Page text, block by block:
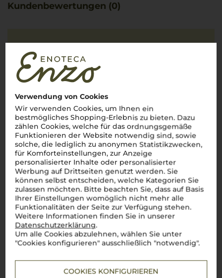
Verwendung von Cookies
Wir verwenden Cookies, um Ihnen ein
bestmögliches Shopping-Erlebnis zu bieten. Dazu
zählen Cookies, welche für das ordnungsgemäße
Funktionieren der Website notwendig sind, sowie
solche, die lediglich zu anonymen Statistikzwecken,
für Komforteinstellungen, zur Anzeige
personalisierter Inhalte oder personalisierter
Werbung auf Drittseiten genutzt werden. Sie
können selbst entscheiden, welche Kategorien Sie
zulassen möchten. Bitte beachten Sie, dass auf Basis
Ihrer Einstellungen womöglich nicht mehr alle
Funktionalitäten der Seite zur Verfügung stehen.
Weitere Informationen finden Sie in unserer
Datenschutzerklärung.
Um alle Cookies abzulehnen, wählen Sie unter
"Cookies konfigurieren" ausschließlich "notwendig".
COOKIES KONFIGURIEREN
Kundenbewertungen (0)
Kundenbewertung vorhanden.
Schreiben Sie jetzt die erste Bewertung!
JETZT BEWERTEN
Über die Region
Brunello di Montalcino DOCG
Der König der toskanischen Rotweine
Brunello di Montalcino, einer der bedeutendsten Rotweine
um das Städchen Montalcino in derToskana. Bekannt für
seine Tiefe, Eleganz und sein enormes Alterungspotenzial,
Brunello di Montalcino als Aushängeschild toskanischer